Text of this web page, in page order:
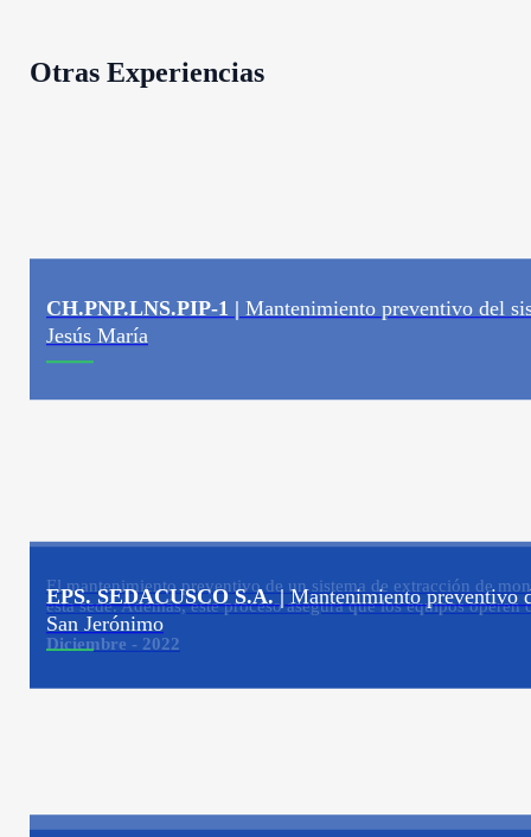
Otras Experiencias
CH.PNP.LNS.PIP-1 | Mantenimiento preventivo del
Jesús María
El mantenimiento preventivo de un sistema de extracción de
esta sede. Además, este proceso asegura que los equipos
Diciembre - 2022
EPS. SEDACUSCO S.A. |Mantenimiento preventivo
San Jerónimo